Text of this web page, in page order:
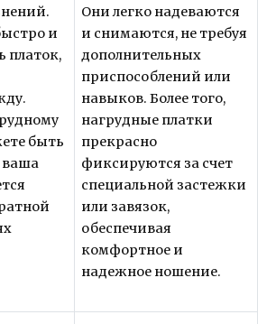
и
платок,
быть
ваша
Они легко надеваются
и снимаются, не требуя
дополнительных
приспособлений или
навыков. Более того,
нагрудные платки
прекрасно
фиксируются за счет
специальной застежки
или завязок,
обеспечивая
комфортное и
надежное ношение.